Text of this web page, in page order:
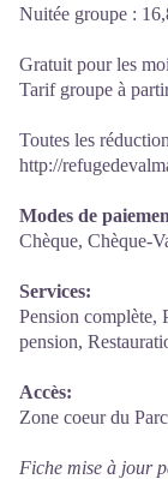
Nuitée groupe :
Gratuit pour les
Tarif groupe à
Toutes les
http://
Modes de
Chèque, Chèque-
Services:
Pension complète,
pension,
Accès:
Zone coeur du
Fiche mise à jour